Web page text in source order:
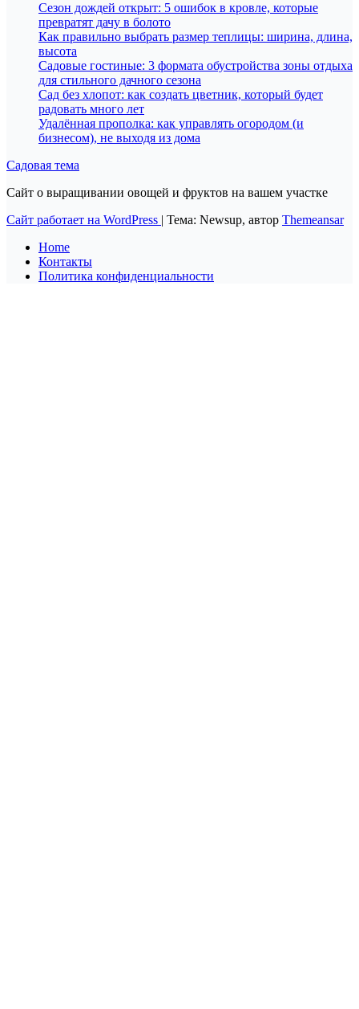
Сезон дождей открыт: 5 ошибок в кровле, которые
превратят дачу в болото
Как правильно выбрать размер теплицы: ширина, длина,
высота
Садовые гостиные: 3 формата обустройства зоны отдыха
для стильного дачного сезона
Сад без хлопот: как создать цветник, который будет
радовать много лет
Удалённая прополка: как управлять огородом (и
бизнесом), не выходя из дома
Садовая тема
Сайт о выращивании овощей и фруктов на вашем участке
Сайт работает на WordPress | Тема: Newsup, автор Themeansar
Home
Контакты
Политика конфиденциальности